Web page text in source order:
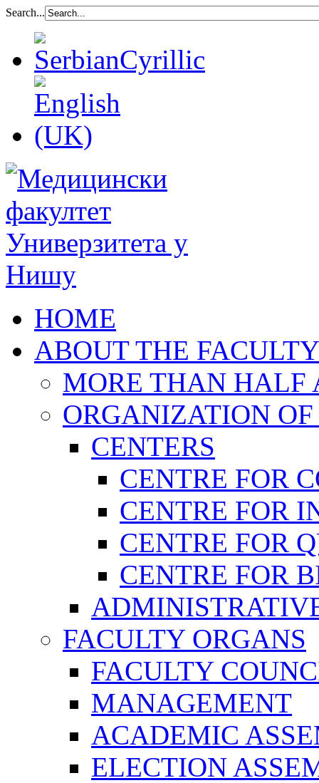
Search...
HOME
ABOUT THE FACULTY
MORE THAN HALF
ORGANIZATION
CENTERS
CENTRE FOR
CENTRE FOR
CENTRE FOR
CENTRE FOR
FACULTY ORGANS
FACULTY
MANAGEMENT
ACADEMIC
ELECTION